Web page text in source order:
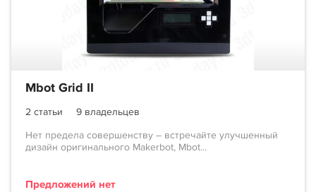
Mbot Grid II
2 статьи
9 владельцев
Нет предела совершенству – встречайте улучшенный
дизайн оригинального Makerbot, Mbot...
Предложений нет